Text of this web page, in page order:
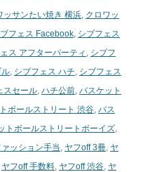
ッサンたい焼き 横浜, クロワッ
フェス Facebook, シブフェス
ス アフターパーティ , シブフ
ル, シブフェス ハチ, シブフェス
スセール, ハチ公前, バスケット
ボールストリート 渋谷, バス
トボールストリートボーイズ,
ッション手当, ヤフoff 3冊, ヤ
ヤフoff 手数料, ヤフoff 渋谷, ヤ